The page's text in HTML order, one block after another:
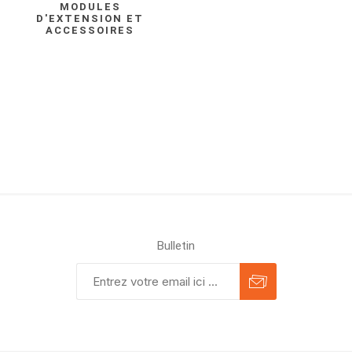
MODULES
D'EXTENSION ET
ACCESSOIRES
Bulletin